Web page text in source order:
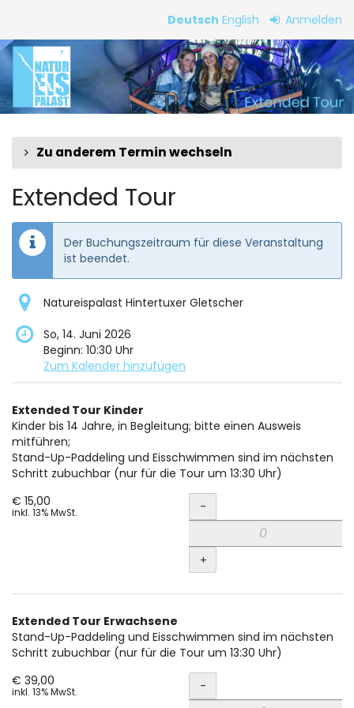
Inhalt
springen
Deutsch English Anmelden
Extended
Tour
Zu anderem Termin wechseln
Extended Tour
Der Buchungszeitraum für diese Veranstaltung
ist beendet.
Natureispalast Hintertuxer Gletscher
So, 14. Juni 2026
Beginn: 10:30 Uhr
Zum Kalender hinzufügen
Produkte
Unkategorisierte
Produkte
Extended Tour Kinder
Kinder bis 14 Jahre, in Begleitung; bitte einen Ausweis
mitführen;
Stand-Up-Paddeling und Eisschwimmen sind im nächsten
Schritt zubuchbar (nur für die Tour um 13:30 Uhr)
€ 15,00
inkl. 13% MwSt. Menge
-
+
Extended Tour Erwachsene
Stand-Up-Paddeling und Eisschwimmen sind im nächsten
Schritt zubuchbar (nur für die Tour um 13:30 Uhr)
€ 39,00
inkl. 13% MwSt. Menge
-